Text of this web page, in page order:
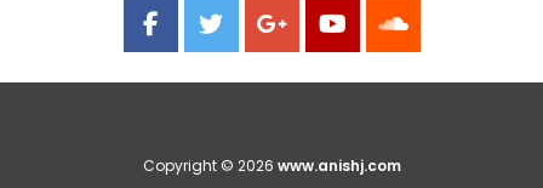
Copyright © 2026 www.anishj.com